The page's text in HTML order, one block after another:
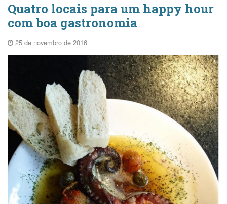
Quatro locais para um happy hour
com boa gastronomia
25 de novembro de 2016